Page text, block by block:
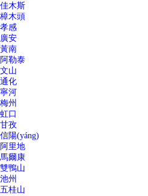
佳木斯
樟木頭
孝感
廣安
黃南
阿勒泰
文山
通化
寧河
梅州
虹口
甘孜
信陽(yáng)
阿里地
馬爾康
雙鴨山
池州
五桂山